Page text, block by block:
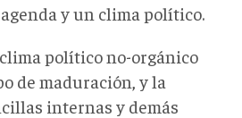
y un clima político.
político no-orgánico
de maduración, y la
internas y demás